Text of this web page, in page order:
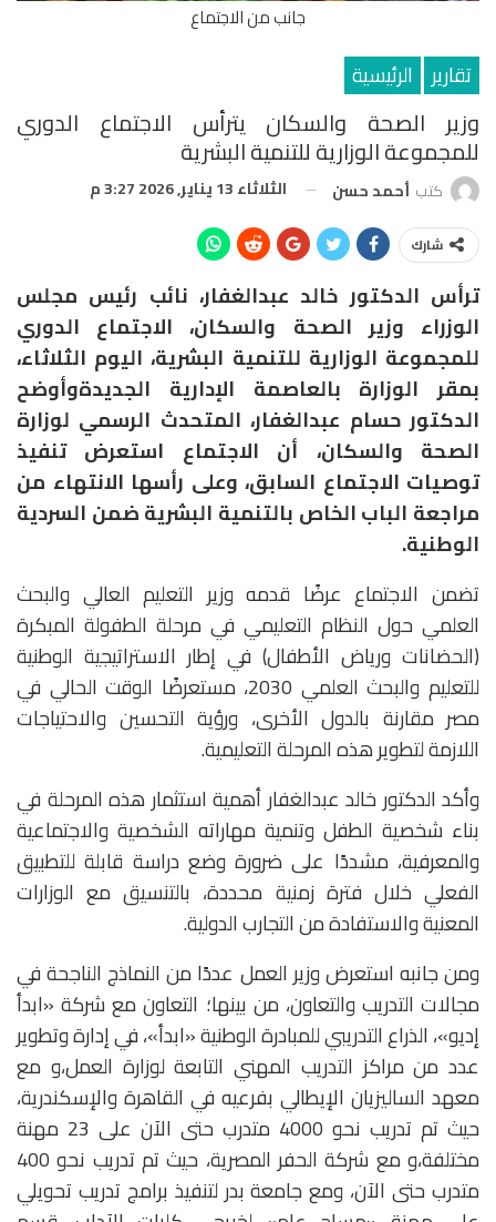
جانب من الاجتماع
تقارير الرئيسية
وزير الصحة والسكان يترأس الاجتماع الدوري
للمجموعة الوزارية للتنمية البشرية
كتب أحمد حسن الثلاثاء 13 يناير, 2026 3:27 م
شارك
ترأس الدكتور خالد عبدالغفار، نائب رئيس مجلس
الوزراء وزير الصحة والسكان، الاجتماع الدوري
للمجموعة الوزارية للتنمية البشرية، اليوم الثلاثاء،
بمقر الوزارة بالعاصمة الإدارية الجديدةوأوضح
الدكتور حسام عبدالغفار، المتحدث الرسمي لوزارة
الصحة والسكان، أن الاجتماع استعرض تنفيذ
توصيات الاجتماع السابق، وعلى رأسها الانتهاء من
مراجعة الباب الخاص بالتنمية البشرية ضمن السردية
الوطنية.
تضمن الاجتماع عرضًا قدمه وزير التعليم العالي والبحث
العلمي حول النظام التعليمي في مرحلة الطفولة المبكرة
(الحضانات ورياض الأطفال) في إطار الاستراتيجية الوطنية
للتعليم والبحث العلمي 2030، مستعرضًا الوقت الحالي في
مصر مقارنة بالدول الأخرى، ورؤية التحسين والاحتياجات
اللازمة لتطوير هذه المرحلة التعليمية.
وأكد الدكتور خالد عبدالغفار أهمية استثمار هذه المرحلة في
بناء شخصية الطفل وتنمية مهاراته الشخصية والاجتماعية
والمعرفية، مشددًا على ضرورة وضع دراسة قابلة للتطبيق
الفعلي خلال فترة زمنية محددة، بالتنسيق مع الوزارات
المعنية والاستفادة من التجارب الدولية.
ومن جانبه استعرض وزير العمل عددًا من النماذج الناجحة في
مجالات التدريب والتعاون، من بينها؛ التعاون مع شركة «ابدأ
إديو»، الذراع التدريبي للمبادرة الوطنية «ابدأ»، في إدارة وتطوير
عدد من مراكز التدريب المهني التابعة لوزارة العمل،و مع
معهد الساليزيان الإيطالي بفرعيه في القاهرة والإسكندرية،
حيث تم تدريب نحو 4000 متدرب حتى الآن على 23 مهنة
مختلفة،و مع شركة الحفر المصرية، حيث تم تدريب نحو 400
متدرب حتى الآن، ومع جامعة بدر لتنفيذ برامج تدريب تحويلي